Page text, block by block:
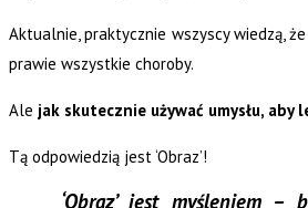
Aktualnie, praktycznie wszyscy wiedzą,
prawie wszystkie choroby.
Ale jak skutecznie używać umysłu, aby
Tą odpowiedzią jest ‘Obraz’!
‘Obraz’ jest myśleniem –